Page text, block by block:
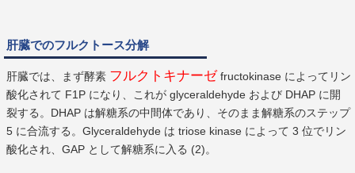
肝臓でのフルクトース分解
肝臓では、まず酵素 フルクトキナーゼ fructokinase によってリン
酸化されて F1P になり、これが glyceraldehyde および DHAP に開
裂する。DHAP は解糖系の中間体であり、そのまま解糖系のステップ
5 に合流する。Glyceraldehyde は triose kinase によって 3 位でリン
酸化され、GAP として解糖系に入る (2)。